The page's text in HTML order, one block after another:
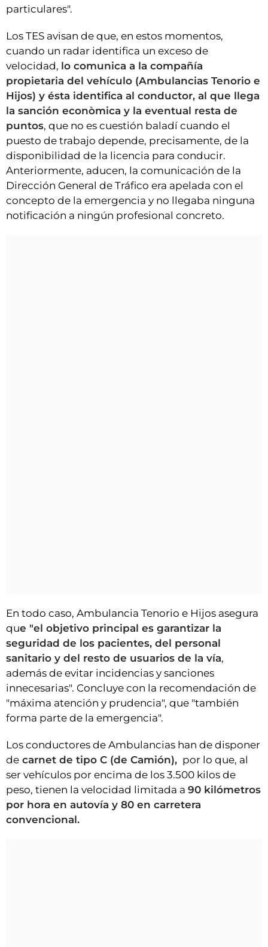
particulares".
Los TES avisan de que, en estos momentos,
cuando un radar identifica un exceso de
velocidad, lo comunica a la compañía
propietaria del vehículo (Ambulancias Tenorio e
Hijos) y ésta identifica al conductor, al que llega
la sanción econòmica y la eventual resta de
puntos, que no es cuestión baladí cuando el
puesto de trabajo depende, precisamente, de la
disponibilidad de la licencia para conducir.
Anteriormente, aducen, la comunicación de la
Dirección General de Tráfico era apelada con el
concepto de la emergencia y no llegaba ninguna
notificación a ningún profesional concreto.
En todo caso, Ambulancia Tenorio e Hijos asegura
que "el objetivo principal es garantizar la
seguridad de los pacientes, del personal
sanitario y del resto de usuarios de la vía,
además de evitar incidencias y sanciones
innecesarias". Concluye con la recomendación de
"máxima atención y prudencia", que "también
forma parte de la emergencia".
Los conductores de Ambulancias han de disponer
de carnet de tipo C (de Camión), por lo que, al
ser vehículos por encima de los 3.500 kilos de
peso, tienen la velocidad limitada a 90 kilómetros
por hora en autovía y 80 en carretera
convencional.